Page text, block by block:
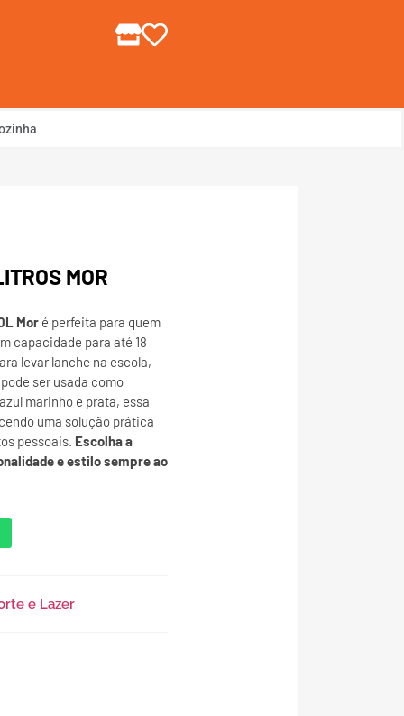
ou Cadastre-se
MOR
Moré perfeita para quem
capacidade para até 18
levar lanche na escola,
ser usada como
marinho e prata, essa
uma solução prática
pessoais. Escolha a
e estilo sempre ao
e Lazer